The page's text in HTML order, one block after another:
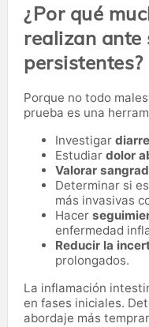
¿Por qué
realizan ante
persistentes?
Porque no todo
prueba es una
Investigar
Estudiar dolor
Valorar
Determinar si
más invasivas
Hacer
enfermedad
Reducir la
prolongados.
La inflamación
en fases iniciales.
abordaje más